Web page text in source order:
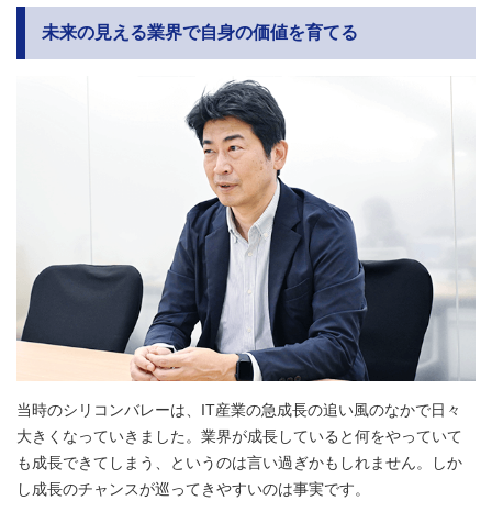
未来の見える業界で自身の価値を育てる
当時のシリコンバレーは、IT産業の急成長の追い風のなかで日々
大きくなっていきました。業界が成長していると何をやっていて
も成長できてしまう、というのは言い過ぎかもしれません。しか
し成長のチャンスが巡ってきやすいのは事実です。